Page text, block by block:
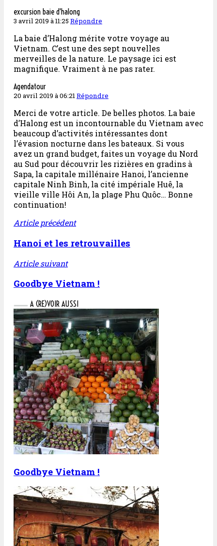
excursion baie d'halong
3 avril 2019 à 11:25 Répondre
La baie d’Halong mérite votre voyage au
Vietnam. C’est une des sept nouvelles
merveilles de la nature. Le paysage ici est
magnifique. Vraiment à ne pas rater.
Agendatour
20 avril 2019 à 06:21Répondre
Merci de votre article. De belles photos. La baie
d’Halong est un incontournable du Vietnam avec
beaucoup d’activités intéressantes dont
l’évasion nocturne dans les bateaux. Si vous
avez un grand budget, faites un voyage du Nord
au Sud pour découvrir les rizières en gradins à
Sapa, la capitale millénaire Hanoi, l’ancienne
capitale Ninh Binh, la cité impériale Huê, la
vieille ville Hôi An, la plage Phu Quôc… Bonne
continuation!
Article précédent
Hanoi et les retrouvailles
Article suivant
Goodbye Vietnam !
A (RE)VOIR AUSSI
Goodbye Vietnam !